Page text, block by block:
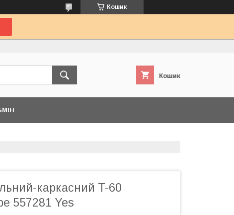
Кошик
Кошик
каркасний T-60
557281 Yes